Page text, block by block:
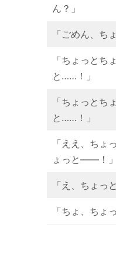
ん？」
「ごめん、ち
「ちょっとち
と……！」
「ちょっとち
と……！」
「ええ、ちょ
ょっと——！」
「え、ちょっと
「ちょ、ちょ